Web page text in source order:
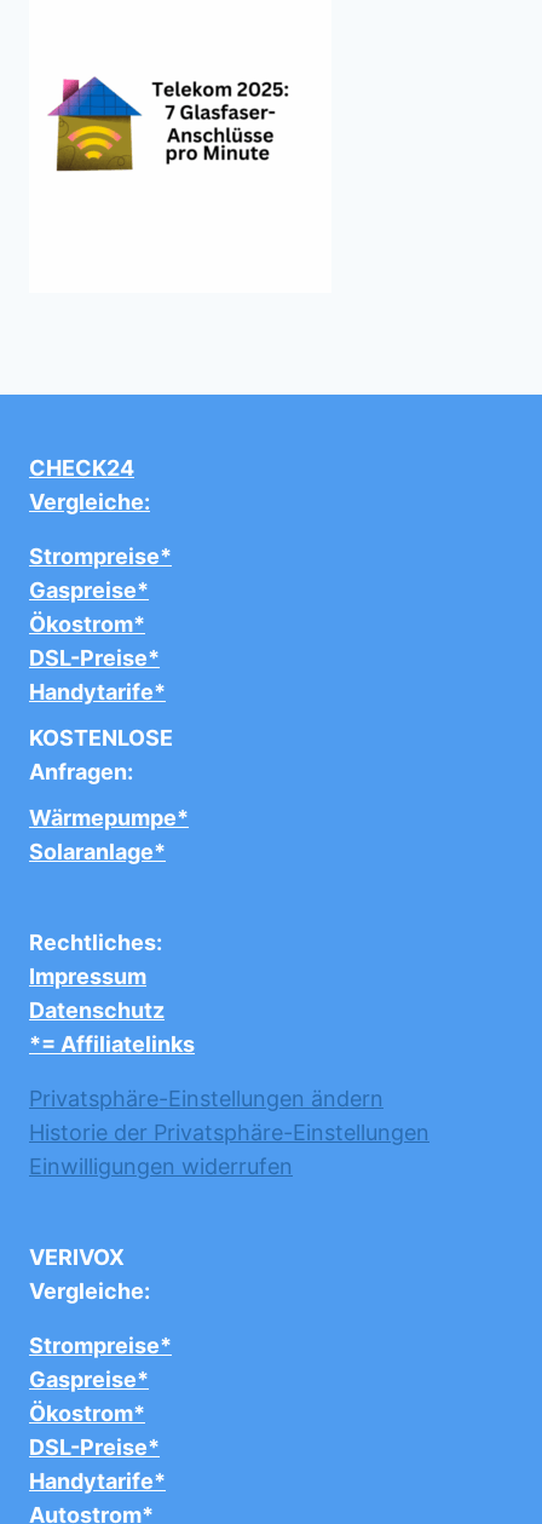
CHECK24
Vergleiche:
Strompreise*
Gaspreise*
Ökostrom*
DSL-Preise*
Handytarife*
KOSTENLOSE
Anfragen:
Wärmepumpe*
Solaranlage*
Rechtliches:
Impressum
Datenschutz
*= Affiliatelinks
Privatsphäre-Einstellungen ändern
Historie der Privatsphäre-Einstellungen
Einwilligungen widerrufen
VERIVOX
Vergleiche:
Strompreise*
Gaspreise*
Ökostrom*
DSL-Preise*
Handytarife*
Autostrom*